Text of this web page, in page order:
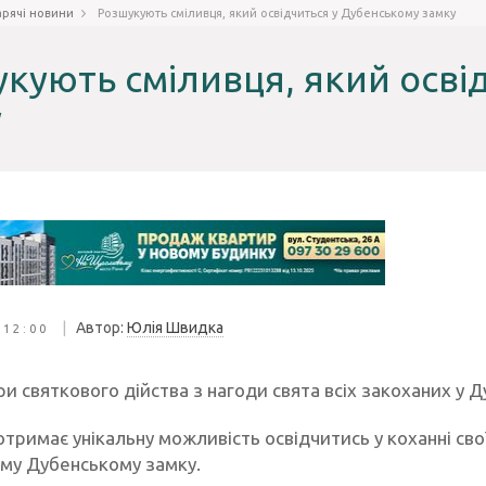
новини Розшукують сміливця, який освідчиться у Дубенському замку
сміливця, який
Автор: Юлія Швидка
святкового дійства з нагоди свята всіх закоханих
унікальну можливість освідчитись у коханні
Дубенському замку.